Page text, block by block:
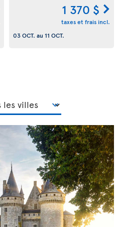
1 370 $
taxes et frais incl.
03 OCT. au 11 OCT.